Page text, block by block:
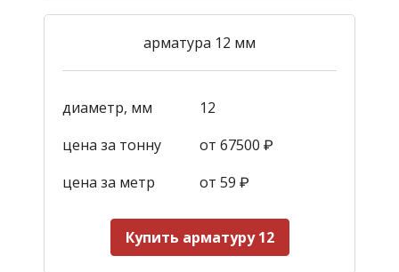
арматура 12 мм
диаметр, мм
12
цена за тонну
от 67500 ₽
цена за метр
от 59 ₽
Купить арматуру 12